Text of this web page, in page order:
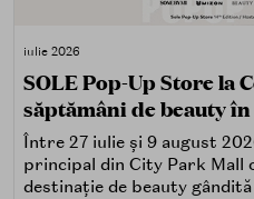
iulie 2026
SOLE Pop-Up Store la
săptămâni de beauty
Între 27 iulie și 9 august
principal din City Park Mall
destinație de beauty